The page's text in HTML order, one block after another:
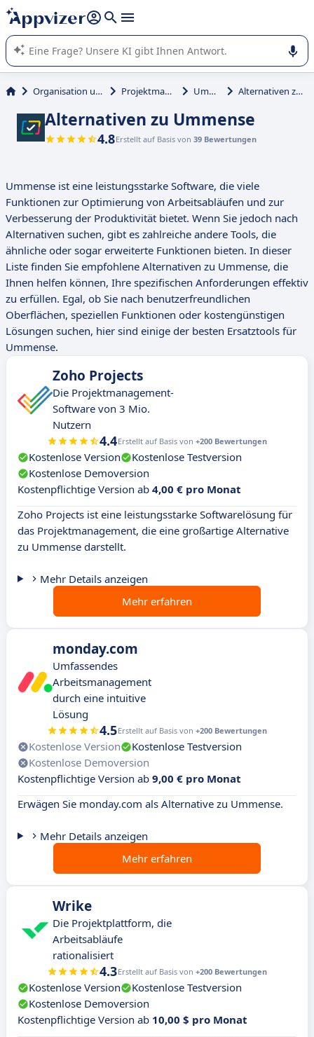
beantworten (mehrere Zeilen mit
Die KI von Appvizer führt Sie bei der Nutzung oder Auswahl
von SaaS-Software in Unternehmen.
Organisation und Planung Projektmanagement Ummense Alternativen zu Ummense
Alternativen zu Ummense
4.8Erstellt auf Basis von 39 Bewertungen
Ummense ist eine leistungsstarke Software, die viele
Funktionen zur Optimierung von Arbeitsabläufen und zur
Verbesserung der Produktivität bietet. Wenn Sie jedoch nach
Alternativen suchen, gibt es zahlreiche andere Tools, die
ähnliche oder sogar erweiterte Funktionen bieten. In dieser
Liste finden Sie empfohlene Alternativen zu Ummense, die
Ihnen helfen können, Ihre spezifischen Anforderungen effektiv
zu erfüllen. Egal, ob Sie nach benutzerfreundlichen
Oberflächen, speziellen Funktionen oder kostengünstigen
Lösungen suchen, hier sind einige der besten Ersatztools für
Ummense.
Zoho Projects
Die Projektmanagement-
Software von 3 Mio.
Nutzern
4.4Erstellt auf Basis von +200 Bewertungen
Kostenlose Version
Kostenlose Testversion
Kostenlose Demoversion
Kostenpflichtige Version ab 4,00 € pro Monat
Zoho Projects ist eine leistungsstarke Softwarelösung für
das Projektmanagement, die eine großartige Alternative
zu Ummense darstellt.
Mehr Details anzeigen
Mehr erfahren
monday.com
Umfassendes
Arbeitsmanagement
durch eine intuitive
Lösung
4.5Erstellt auf Basis von +200 Bewertungen
Kostenlose Version
Kostenlose Testversion
Kostenlose Demoversion
Kostenpflichtige Version ab 9,00 € pro Monat
Erwägen Sie monday.com als Alternative zu Ummense.
Mehr Details anzeigen
Mehr erfahren
Wrike
Die Projektplattform, die
Arbeitsabläufe
rationalisiert
4.3Erstellt auf Basis von +200 Bewertungen
Kostenlose Version
Kostenlose Testversion
Kostenlose Demoversion
Kostenpflichtige Version ab 10,00 $ pro Monat